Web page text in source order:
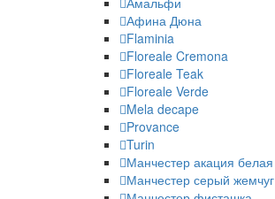
Афина Дюна
Flaminia
Floreale Cremona
Floreale Teak
Floreale Verde
Mela decape
Provance
Turin
Манчестер акация белая
Манчестер серый жемчуг